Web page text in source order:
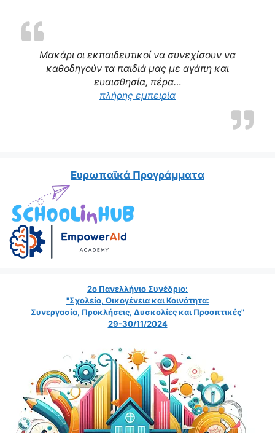
Μακάρι οι εκπαιδευτικοί να συνεχίσουν να
καθοδηγούν τα παιδιά μας με αγάπη και
ευαισθησία, πέρα…
πλήρης εμπειρία
Ευρωπαϊκά Προγράμματα
2ο Πανελλήνιο Συνέδριο:
"Σχολείο, Οικογένεια και Κοινότητα:
Συνεργασία, Προκλήσεις, Δυσκολίες και Προοπτικές"
29-30/11/2024